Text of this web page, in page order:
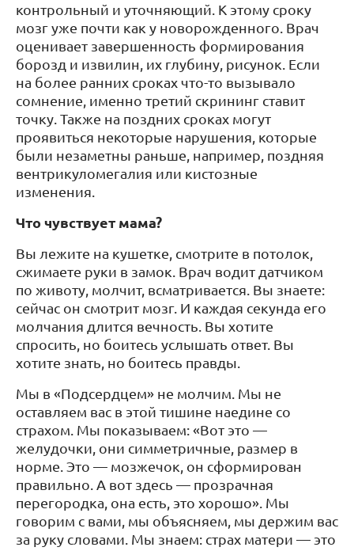
контрольный и уточняющий. К этому сроку
мозг уже почти как у новорожденного. Врач
оценивает завершенность формирования
борозд и извилин, их глубину, рисунок. Если
на более ранних сроках что-то вызывало
сомнение, именно третий скрининг ставит
точку. Также на поздних сроках могут
проявиться некоторые нарушения, которые
были незаметны раньше, например, поздняя
вентрикуломегалия или кистозные
изменения.
Что чувствует мама?
Вы лежите на кушетке, смотрите в потолок,
сжимаете руки в замок. Врач водит датчиком
по животу, молчит, всматривается. Вы знаете:
сейчас он смотрит мозг. И каждая секунда его
молчания длится вечность. Вы хотите
спросить, но боитесь услышать ответ. Вы
хотите знать, но боитесь правды.
Мы в «Подсердцем» не молчим. Мы не
оставляем вас в этой тишине наедине со
страхом. Мы показываем: «Вот это —
желудочки, они симметричные, размер в
норме. Это — мозжечок, он сформирован
правильно. А вот здесь — прозрачная
перегородка, она есть, это хорошо». Мы
говорим с вами, мы объясняем, мы держим вас
за руку словами. Мы знаем: страх матери — это